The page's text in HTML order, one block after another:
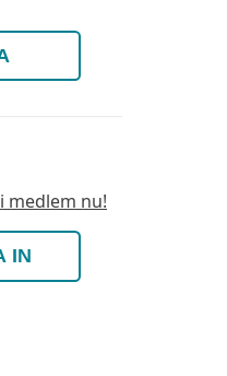
medlem nu!
IN